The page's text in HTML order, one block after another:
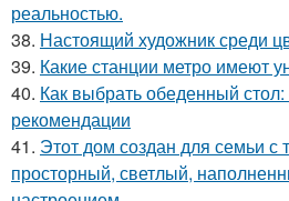
реальностью.
38. Настоящий художник среди
39. Какие станции метро имеют
40. Как выбрать обеденный
рекомендации
41. Этот дом создан для семьи с
просторный, светлый,